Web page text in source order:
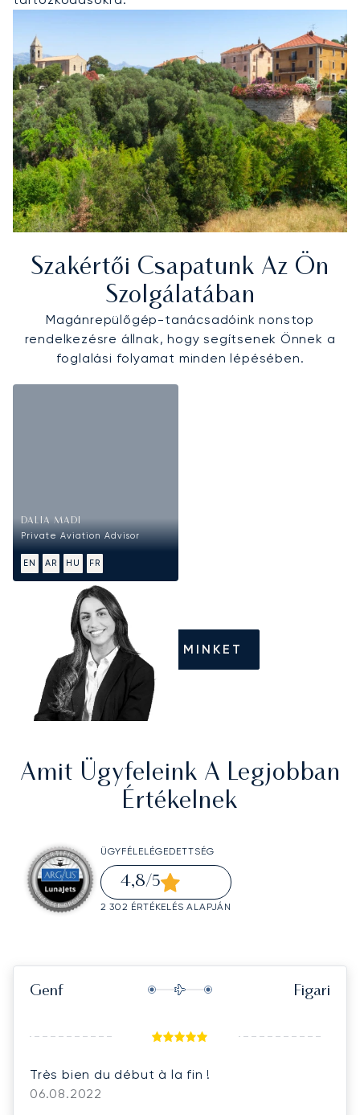
Szakértői Csapatunk Az Ön
Szolgálatában
Magánrepülőgép-tanácsadóink nonstop
rendelkezésre állnak, hogy segítsenek Önnek a
foglalási folyamat minden lépésében.
DALIA MADI
Private Aviation Advisor
EN AR HU FR
HÍVJON MINKET
Amit Ügyfeleink A Legjobban
Értékelnek
ÜGYFÉLELÉGEDETTSÉG
4,8/5
2 302 ÉRTÉKELÉS ALAPJÁN
Genf Figari
Très bien du début à la fin !
06.08.2022